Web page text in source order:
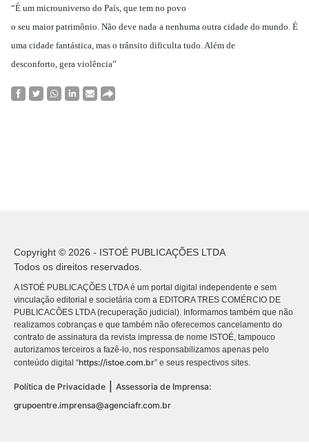
“É um microuniverso do País, que tem no povo
o seu maior patrimônio. Não deve nada a nenhuma outra cidade do mundo. É
uma cidade fantástica, mas o trânsito dificulta tudo. Além de
desconforto, gera violência”
Copyright © 2026 - ISTOÉ PUBLICAÇÕES LTDA
Todos os direitos reservados.
A ISTOÉ PUBLICAÇÕES LTDA é um portal digital independente e sem
vinculação editorial e societária com a EDITORA TRES COMÉRCIO DE
PUBLICACÕES LTDA (recuperação judicial). Informamos também que não
realizamos cobranças e que também não oferecemos cancelamento do
contrato de assinatura da revista impressa de nome ISTOÉ, tampouco
autorizamos terceiros a fazê-lo, nos responsabilizamos apenas pelo
conteúdo digital “https://istoe.com.br” e seus respectivos sites.
Política de Privacidade
Assessoria de Imprensa:
grupoentre.imprensa@agenciafr.com.br